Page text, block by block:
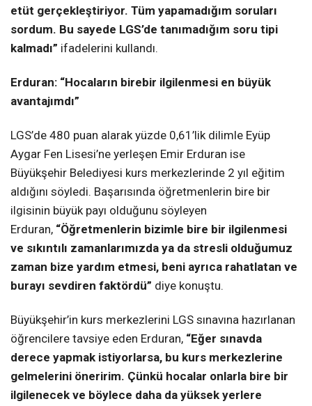
etüt gerçekleştiriyor. Tüm yapamadığım soruları
sordum. Bu sayede LGS’de tanımadığım soru tipi
kalmadı” ifadelerini kullandı.
Erduran: “Hocaların birebir ilgilenmesi en büyük
avantajımdı”
LGS’de 480 puan alarak yüzde 0,61’lik dilimle Eyüp
Aygar Fen Lisesi’ne yerleşen Emir Erduran ise
Büyükşehir Belediyesi kurs merkezlerinde 2 yıl eğitim
aldığını söyledi. Başarısında öğretmenlerin bire bir
ilgisinin büyük payı olduğunu söyleyen
Erduran, “Öğretmenlerin bizimle bire bir ilgilenmesi
ve sıkıntılı zamanlarımızda ya da stresli olduğumuz
zaman bize yardım etmesi, beni ayrıca rahatlatan ve
burayı sevdiren faktördü” diye konuştu.
Büyükşehir’in kurs merkezlerini LGS sınavına hazırlanan
öğrencilere tavsiye eden Erduran, “Eğer sınavda
derece yapmak istiyorlarsa, bu kurs merkezlerine
gelmelerini öneririm. Çünkü hocalar onlarla bire bir
ilgilenecek ve böylece daha da yüksek yerlere